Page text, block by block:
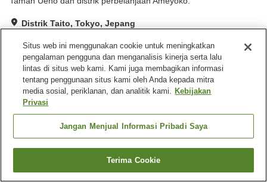
Distrik Taito, Tokyo, Jepang
Sangat baik Ulasan:42
Fasilitas properti
Wi-Fi
Beranda Jepang Tokyo Distrik Taito Centurion Hotel Ueno
Cari kamar
Situs web ini menggunakan cookie untuk meningkatkan
pengalaman pengguna dan menganalisis kinerja serta lalu
lintas di situs web kami. Kami juga membagikan informasi
tentang penggunaan situs kami oleh Anda kepada mitra
media sosial, periklanan, dan analitik kami. Kebijakan
Privasi
Jangan Menjual Informasi Pribadi Saya
Terima Cookie